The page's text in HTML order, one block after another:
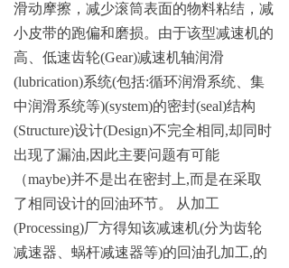
滑动摩擦，减少滚筒表面的物料粘结，减
小皮带的跑偏和磨损。由于该型减速机的
高、低速齿轮(Gear)减速机轴润滑
(lubrication)系统(包括:循环润滑系统、集
中润滑系统等)(system)的密封(seal)结构
(Structure)设计(Design)不完全相同 ,却同时
出现了漏油,因此主要问题有可能
（maybe)并不是出在密封 上,而是在采取
了相同设计的回油环节。 从加工
(Processing)厂方得知该减速机(分为齿轮
减速器、蜗杆减速器等)的回油孔加工,的